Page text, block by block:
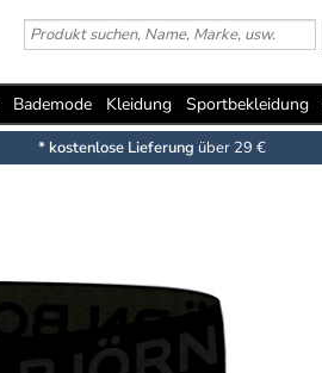
Bademode Kleidung Sportbekleidung
* kostenlose Lieferung über 29 €